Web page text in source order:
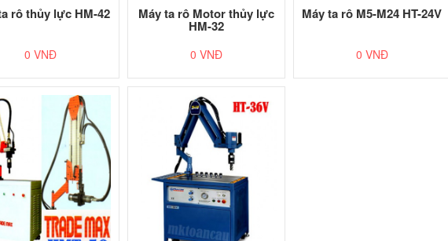
rô thủy lực HM-42
0 VNĐ
Máy ta rô Motor thủy lực
HM-32
0 VNĐ
Máy ta rô M5-M24 HT-24V
0 VNĐ